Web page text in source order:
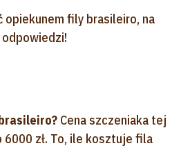
fily brasileiro, na
Cena szczeniaka tej
6000 zł. To, ile kosztuje fila